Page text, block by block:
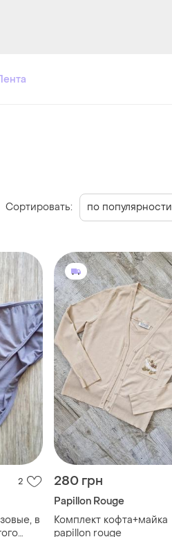
2
в
280 грн
Papillon Rouge
Комплект кофта+майка
papillon rouge
Сортировать: по популярности